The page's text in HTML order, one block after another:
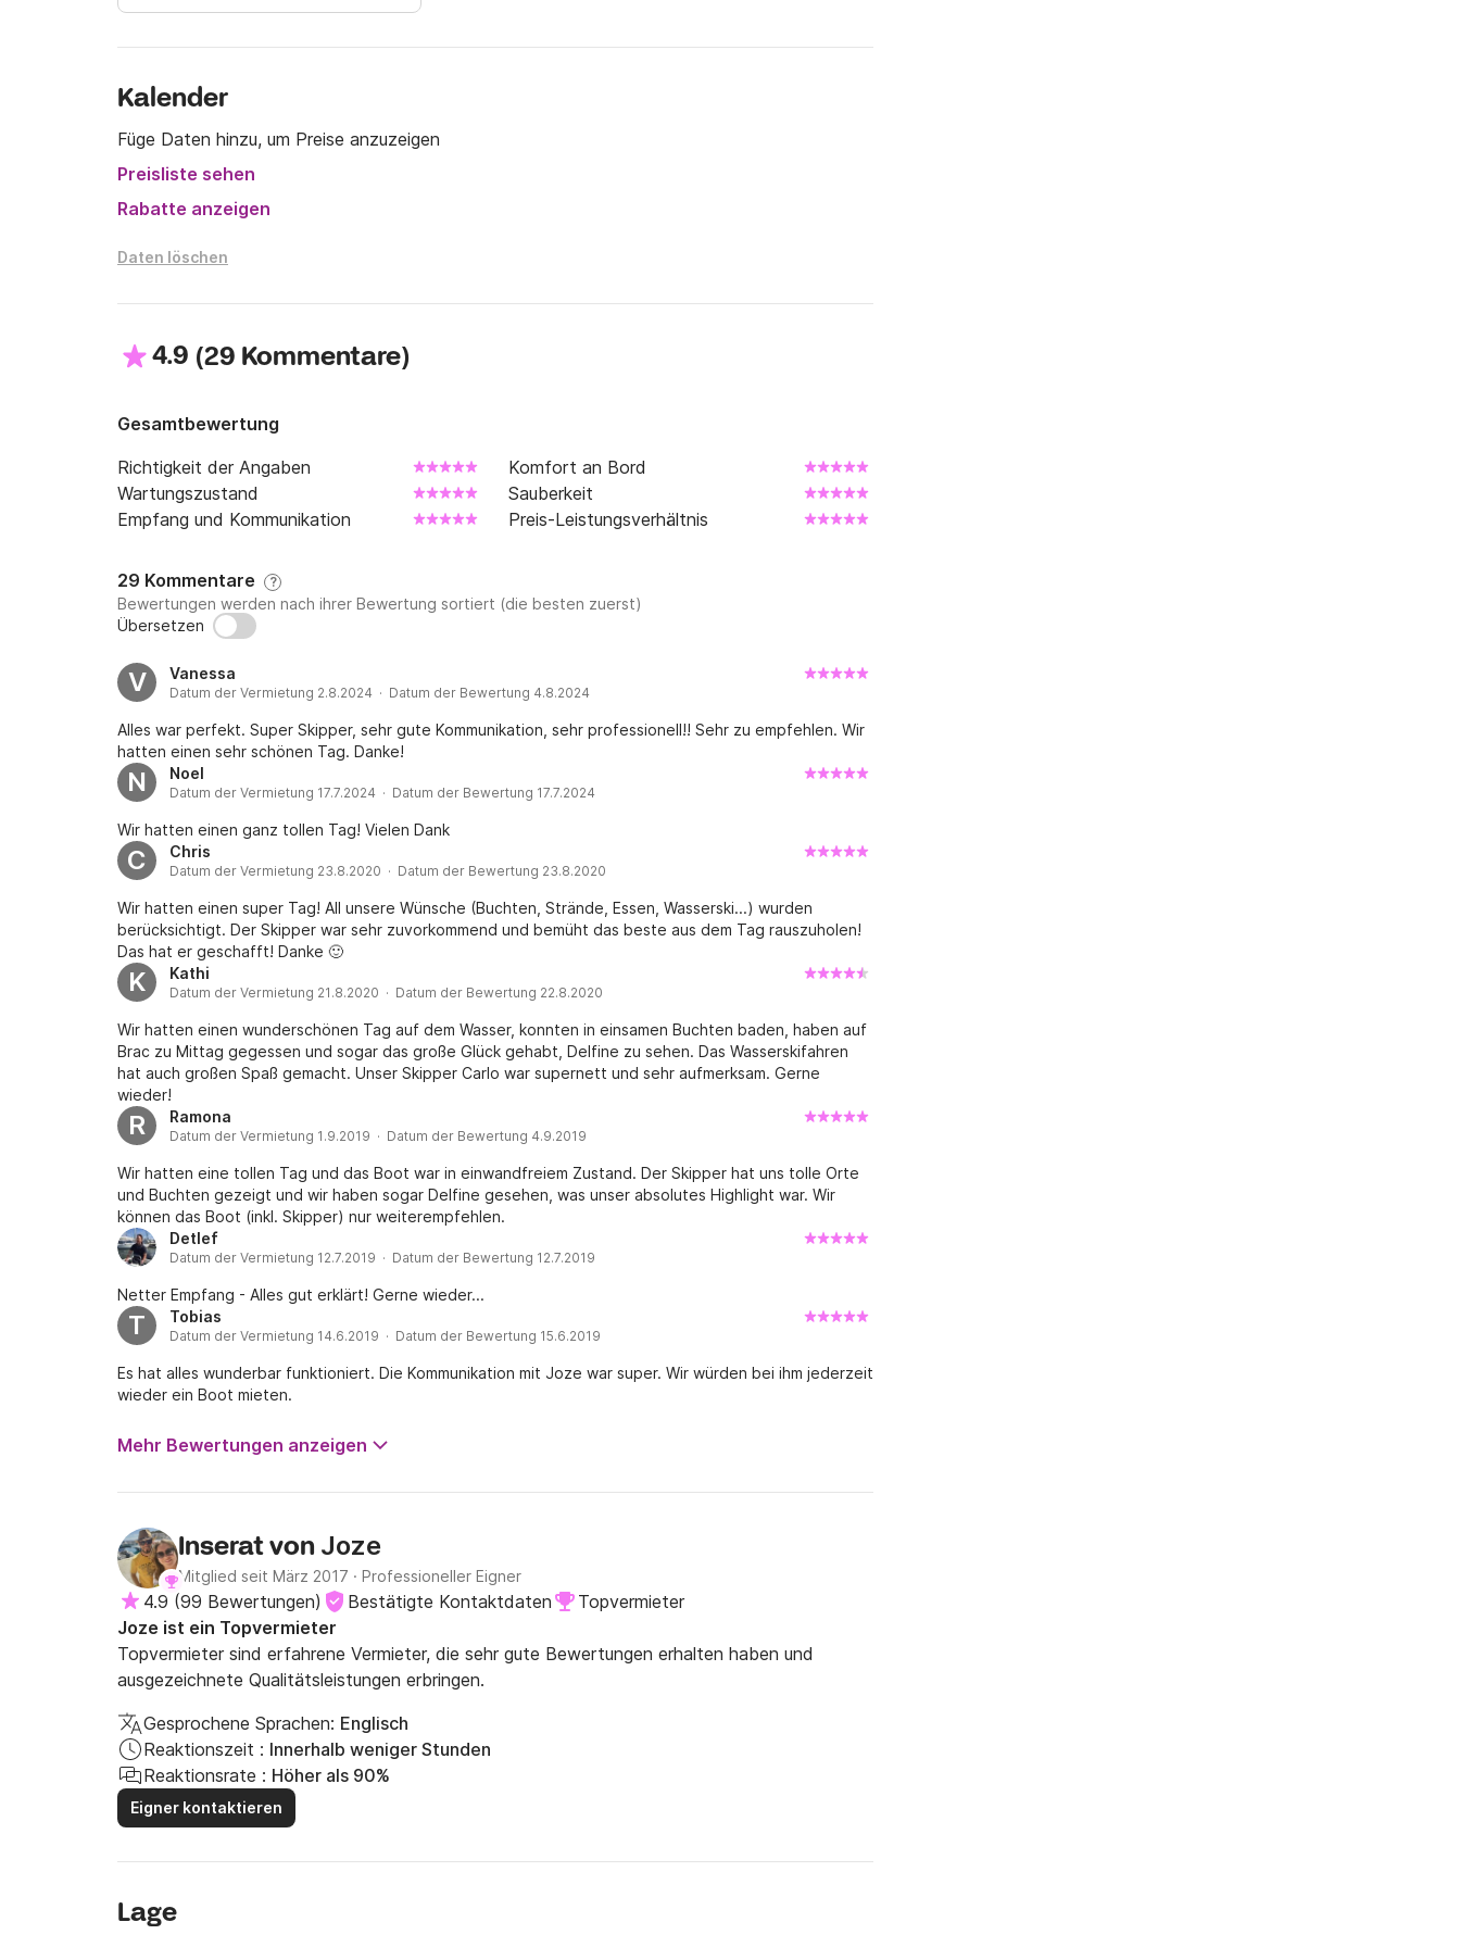
Kalender
Füge Daten hinzu, um Preise anzuzeigen
Preisliste sehen
Rabatte anzeigen
Daten löschen
4.9 (29 Kommentare)
Gesamtbewertung
Richtigkeit der Angaben
Komfort an Bord
Wartungszustand
Sauberkeit
Empfang und Kommunikation
Preis-Leistungsverhältnis
29 Kommentare ?
Bewertungen werden nach ihrer Bewertung sortiert (die besten zuerst)
Übersetzen
V Vanessa
Datum der Vermietung 2.8.2024 · Datum der Bewertung 4.8.2024
Alles war perfekt. Super Skipper, sehr gute Kommunikation, sehr professionell!! Sehr zu empfehlen. Wir
hatten einen sehr schönen Tag. Danke!
N Noel
Datum der Vermietung 17.7.2024 · Datum der Bewertung 17.7.2024
Wir hatten einen ganz tollen Tag! Vielen Dank
C Chris
Datum der Vermietung 23.8.2020 · Datum der Bewertung 23.8.2020
Wir hatten einen super Tag! All unsere Wünsche (Buchten, Strände, Essen, Wasserski...) wurden
berücksichtigt. Der Skipper war sehr zuvorkommend und bemüht das beste aus dem Tag rauszuholen!
Das hat er geschafft! Danke 🙂
K Kathi
Datum der Vermietung 21.8.2020 · Datum der Bewertung 22.8.2020
Wir hatten einen wunderschönen Tag auf dem Wasser, konnten in einsamen Buchten baden, haben auf
Brac zu Mittag gegessen und sogar das große Glück gehabt, Delfine zu sehen. Das Wasserskifahren
hat auch großen Spaß gemacht. Unser Skipper Carlo war supernett und sehr aufmerksam. Gerne
wieder!
R Ramona
Datum der Vermietung 1.9.2019 · Datum der Bewertung 4.9.2019
Wir hatten eine tollen Tag und das Boot war in einwandfreiem Zustand. Der Skipper hat uns tolle Orte
und Buchten gezeigt und wir haben sogar Delfine gesehen, was unser absolutes Highlight war. Wir
können das Boot (inkl. Skipper) nur weiterempfehlen.
Detlef
Datum der Vermietung 12.7.2019 · Datum der Bewertung 12.7.2019
Netter Empfang - Alles gut erklärt! Gerne wieder...
T Tobias
Datum der Vermietung 14.6.2019 · Datum der Bewertung 15.6.2019
Es hat alles wunderbar funktioniert. Die Kommunikation mit Joze war super. Wir würden bei ihm jederzeit
wieder ein Boot mieten.
Mehr Bewertungen anzeigen
Inserat von Joze
Mitglied seit März 2017 · Professioneller Eigner
4.9 (99 Bewertungen) Bestätigte Kontaktdaten
Topvermieter
Joze ist ein Topvermieter
Topvermieter sind erfahrene Vermieter, die sehr gute Bewertungen erhalten haben und
ausgezeichnete Qualitätsleistungen erbringen.
Gesprochene Sprachen: Englisch
Reaktionszeit : Innerhalb weniger Stunden
Reaktionsrate : Höher als 90%
Eigner kontaktieren
Lage